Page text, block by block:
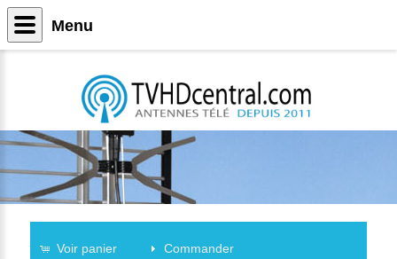
Voir panier Commander
Menu